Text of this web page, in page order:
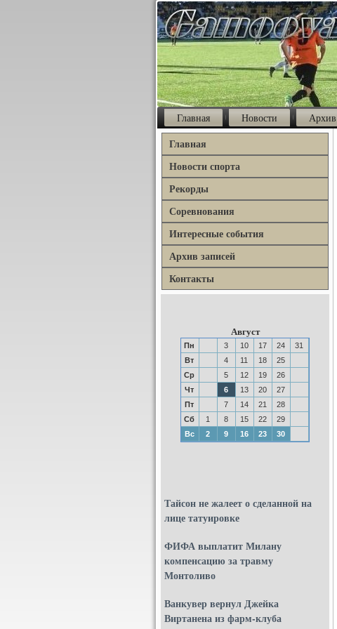
Главная Новости Архив
Главная
Новости спорта
Рекорды
Соревнования
Интересные события
Архив записей
Контакты
Август
Пн 3 10 17 24
31
Вт
4 11 18
25
Ср
5 12 19
26
Чт
6 13 20
27
Пт
7 14 21
28
Сб
1 8 15 22
29
Вс
2 9 16 23 30
Тайсон не жалеет о сделанной на
лице татуировке
ФИФА выплатит Милану
компенсацию за травму
Монтоливо
Ванкувер вернул Джейка
Виртанена из фарм-клуба